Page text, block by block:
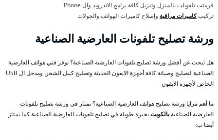
فرمتت تلفونات بالمنزل وتنزيل كافة برامج الاندرويد وال iPhone
تركيبكاميرات مراقبة وإصلاح كاميرات الهواتف والجولات
ورشة تصليح تلفونات العارضية الصناعية
هل تبحث عن أفضل ورشة تصليح تلفونات العارضية الصناعية؟ نوفر فني هواتف العارضية
الصناعية لتصليح وصيانة كافة أجهزة الايفون الحديثة وتصليح كيبل الشحن ومدخل ال USB
الخاص لأجهزة الايفون
ما أهم مزايا ورشة تصليح هواتف العارضية الصناعية؟ نمتاز في ورشة تصليح تلفونات
العارضية الصناعيةبالكويتبخبرة طويلة في تصليح تلفونات العارضية الصناعية كما نمتاز
أيضا ب: